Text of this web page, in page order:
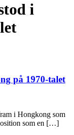
i
på 1970-talet
i Hongkong som
som en […]